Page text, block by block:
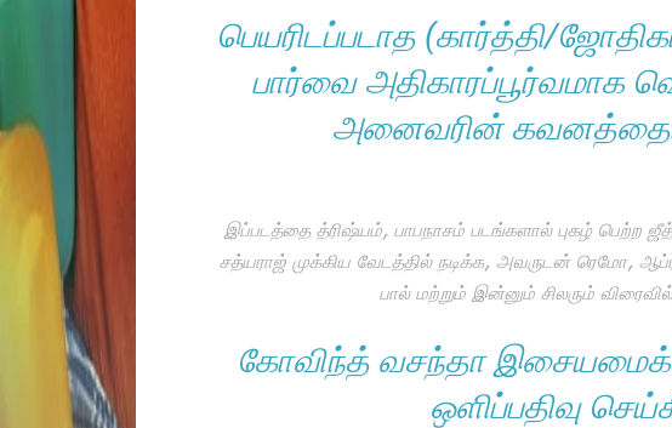
பெயரிடப்படாத (கார்த்தி/
பார்வை அதிகாரப்பூர்வமாக
அனைவரின்
இப்படத்தை த்ரிஷ்யம், பாபநாசம் படங்களால் புகழ் பெற்ற
சத்யராஜ் முக்கிய வேடத்தில் நடிக்க, அவருடன் ரெமோ,
பால் மற்றும் இன்னும் சிலரும்
கோவிந்த் வசந்தா
ஒளிப்பதிவு